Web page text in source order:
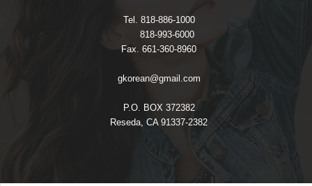
Tel. 818-886-1000
818-993-6000
Fax. 661-360-8960
gkorean@gmail.com
P.O. BOX 372382
Reseda, CA 91337-2382